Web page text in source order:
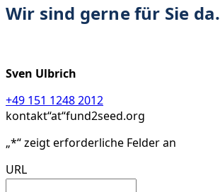
Wir sind gerne für Sie da.
Sven Ulbrich
+49 151 1248 2012
kontakt“at“fund2seed.org
„*“ zeigt erforderliche Felder an
URL